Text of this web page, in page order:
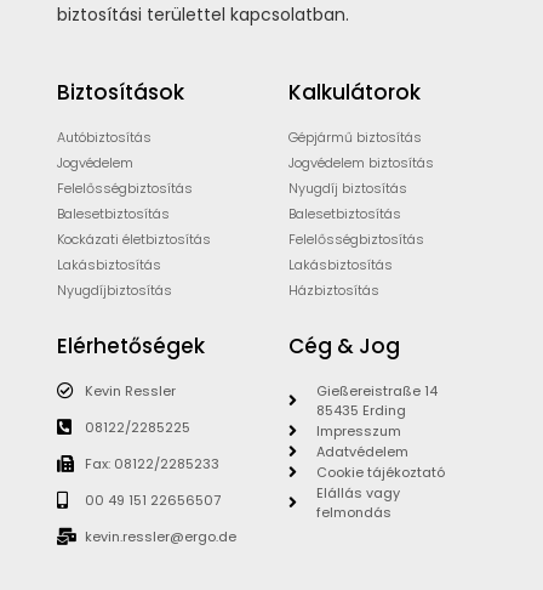
biztosítási területtel kapcsolatban.
Biztosítások
Autóbiztosítás
Jogvédelem
Felelősségbiztosítás
Balesetbiztosítás
Kockázati életbiztosítás
Lakásbiztosítás
Nyugdíjbiztosítás
Kalkulátorok
Gépjármű biztosítás
Jogvédelem biztosítás
Nyugdíj biztosítás
Balesetbiztosítás
Felelősségbiztosítás
Lakásbiztosítás
Házbiztosítás
Elérhetőségek
Kevin Ressler
08122/2285225
Fax: 08122/2285233
00 49 151 22656507
kevin.ressler@ergo.de
Cég & Jog
Gießereistraße 14
85435 Erding
Impresszum
Adatvédelem
Cookie tájékoztató
Elállás vagy
felmondás